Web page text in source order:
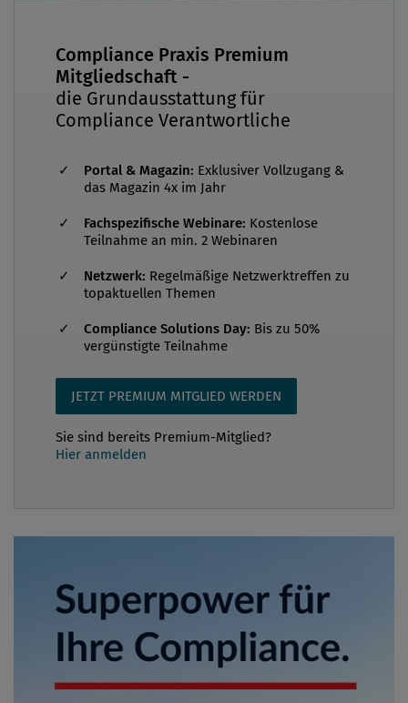
Compliance Praxis Premium
Mitgliedschaft -
die Grundausstattung für
Compliance Verantwortliche
Portal & Magazin: Exklusiver Vollzugang &
das Magazin 4x im Jahr
Fachspezifische Webinare: Kostenlose
Teilnahme an min. 2 Webinaren
Netzwerk: Regelmäßige Netzwerktreffen zu
topaktuellen Themen
Compliance Solutions Day: Bis zu 50%
vergünstigte Teilnahme
JETZT PREMIUM MITGLIED WERDEN
Sie sind bereits Premium-Mitglied?
Hier anmelden